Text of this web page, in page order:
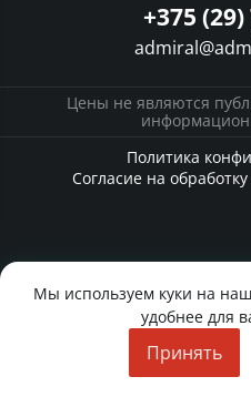
+375
Цены не являются
Политика
Согласие на
Мы используем куки на
удобнее для
Принять